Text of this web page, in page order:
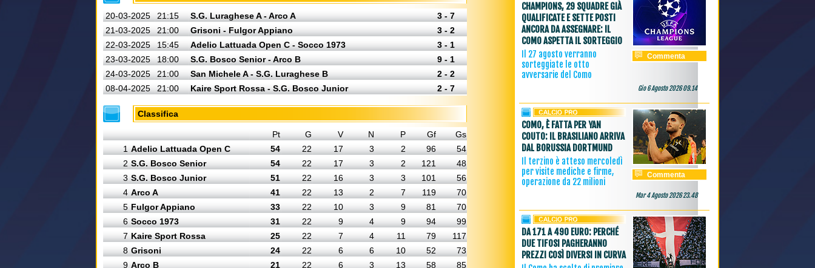
20-03-2025 21:15 S.G. Luraghese A - Arco A
3 - 7
21-03-2025
21:00 Grisoni - Fulgor Appiano
3 - 2
22-03-2025
15:45 Adelio Lattuada Open C - Socco 1973
3 - 1
23-03-2025
18:00 S.G. Bosco Senior - Arco B
9 - 1
24-03-2025
21:00 San Michele A - S.G. Luraghese B
2 - 2
08-04-2025
21:00 Kaire Sport Rossa - S.G. Bosco Junior 2 - 7
Classifica
Pt G V N P Gf
Gs
1 Adelio Lattuada Open C 54 22 17 3 2 96
54
2 S.G. Bosco Senior 54 22 17 3 2 121
48
3 S.G. Bosco Junior 51 22 16 3 3 101
56
4 Arco A 41 22 13 2 7 119
70
5 Fulgor Appiano 33 22 10 3 9 81
70
6 Socco 1973 31 22 9 4 9 94
99
7 Kaire Sport Rossa 25 22 7 4 11 79
117
8 Grisoni 24 22 6 6 10 52
73
9 Arco B 21 22 6 3 13 58
85
CHAMPIONS, 29 SQUADRE GIÀ
QUALIFICATE E SETTE POSTI
ANCORA DA ASSEGNARE: IL
COMO ASPETTA IL SORTEGGIO
Il 27 agosto verranno
sorteggiate le otto
avversarie del Como
Commenta
Gio 6 Agosto 2026 09.14
COMO, È FATTA PER YAN
COUTO: IL BRASILIANO ARRIVA
DAL BORUSSIA DORTMUND
Il terzino è atteso mercoledì
per visite mediche e firme,
operazione da 22 milioni
Commenta
Mar 4 Agosto 2026 23.48
DA 171 A 490 EURO: PERCHÉ
DUE TIFOSI PAGHERANNO
PREZZI COSÌ DIVERSI IN CURVA